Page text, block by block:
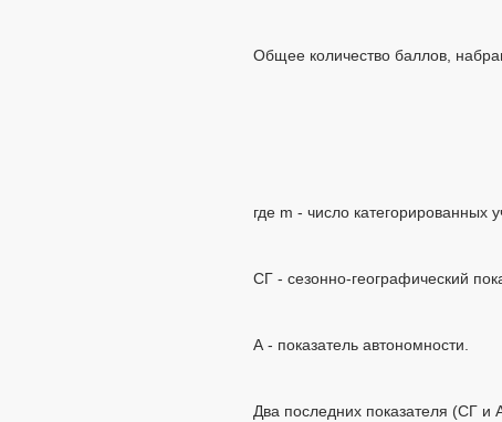
Общее количество баллов,
где m - число категорированных
СГ - сезонно-географический
А - показатель автономности.
Два последних показателя (СГ и